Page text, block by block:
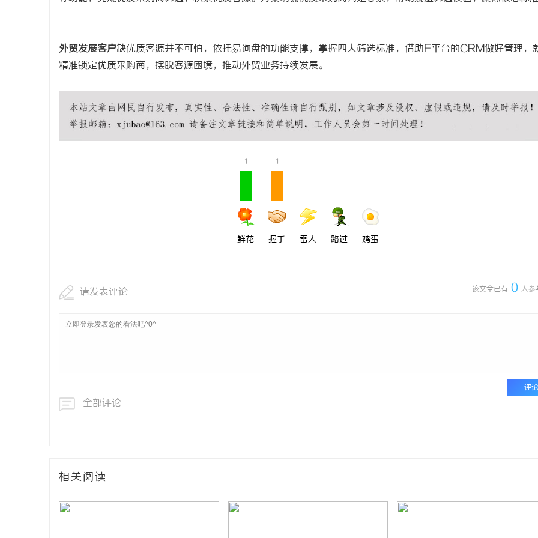
外贸发展客户缺优质客源并不可怕，依托易询盘的功能支撑，掌握四大筛选标准，借助E平台的CRM做好管理，
精准锁定优质采购商，摆脱客源困境，推动外贸业务持续发展。
1
鲜花
1
握手 雷人 路过 鸡蛋
该文章已有 0 人参
请发表评论
评论
全部评论
相关阅读